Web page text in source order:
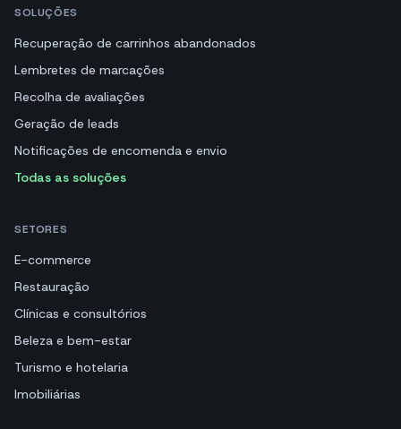
SOLUÇÕES
Recuperação de carrinhos abandonados
Lembretes de marcações
Recolha de avaliações
Geração de leads
Notificações de encomenda e envio
Todas as soluções
SETORES
E-commerce
Restauração
Clínicas e consultórios
Beleza e bem-estar
Turismo e hotelaria
Imobiliárias